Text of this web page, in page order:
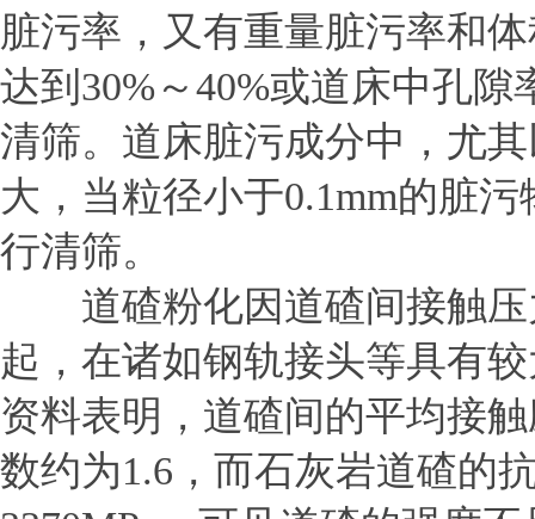
脏污率，又有重量脏污率和
达到30%～40%或道床中孔
清筛。道床脏污成分中，尤
大，当粒径小于0.1mm的脏
行清筛。
道碴粉化因道碴间接触压
起，在诸如钢轨接头等具有
资料表明，道碴间的平均接
数约为1.6，而石灰岩道碴的